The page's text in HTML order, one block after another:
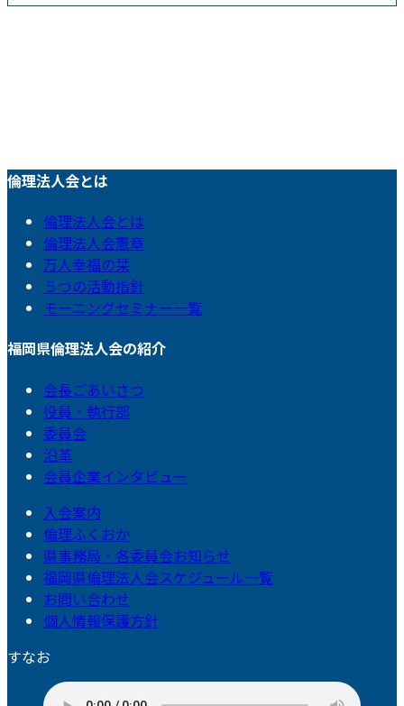
倫理法人会とは
倫理法人会とは
倫理法人会憲章
万人幸福の栞
５つの活動指針
モーニングセミナー一覧
福岡県倫理法人会の紹介
会長ごあいさつ
役員・執行部
委員会
沿革
会員企業インタビュー
入会案内
倫理ふくおか
県事務局・各委員会お知らせ
福岡県倫理法人会スケジュール一覧
お問い合わせ
個人情報保護方針
すなお